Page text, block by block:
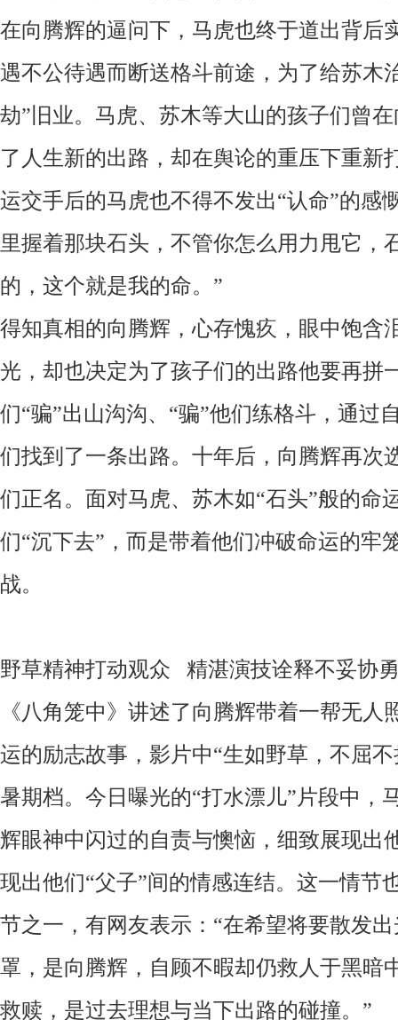
在向腾辉的逼问下，马虎也终于道出背后
遇不公待遇而断送格斗前途，为了给苏木
劫”旧业。马虎、苏木等大山的孩子们曾
了人生新的出路，却在舆论的重压下重新
运交手后的马虎也不得不发出“认命”的感
里握着那块石头，不管你怎么用力甩它，
的，这个就是我的命。”
得知真相的向腾辉，心存愧疚，眼中饱含
光，却也决定为了孩子们的出路他要再拼
们“骗”出山沟沟、“骗”他们练格斗，通过
们找到了一条出路。十年后，向腾辉再次
们正名。面对马虎、苏木如“石头”般的命
们“沉下去”，而是带着他们冲破命运的牢
战。
野草精神打动观众 精湛演技诠释不妥协
《八角笼中》讲述了向腾辉带着一帮无人
运的励志故事，影片中“生如野草，不屈
暑期档。今日曝光的“打水漂儿”片段中，
辉眼神中闪过的自责与懊恼，细致展现出
现出他们“父子”间的情感连结。这一情节
节之一，有网友表示：“在希望将要散发
罩，是向腾辉，自顾不暇却仍救人于黑暗
救赎，是过去理想与当下出路的碰撞。”